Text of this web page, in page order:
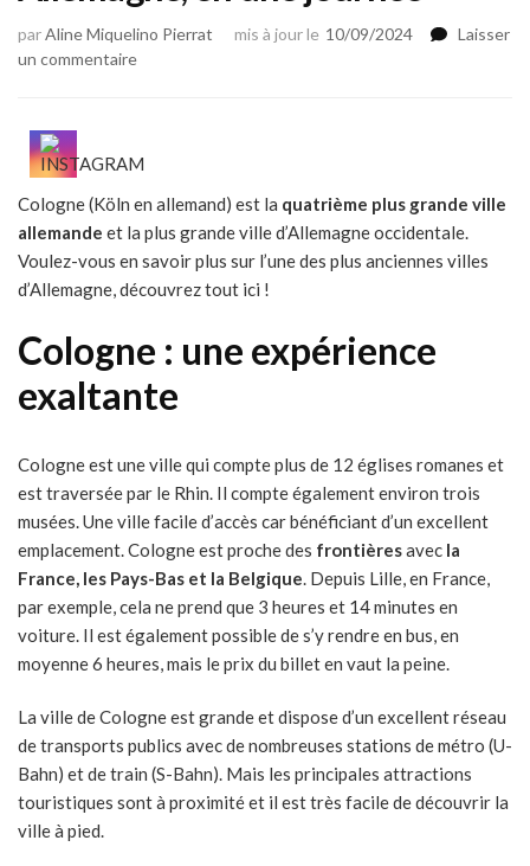
parAline Miquelino Pierrat mis à jour le 10/09/2024
Laisser
un commentairesur
Cologne,
Allemagne,
en
une
Cologne (Köln en allemand) est la quatrième plus grande ville
allemande et la plus grande ville d’Allemagne occidentale.
Voulez-vous en savoir plus sur l’une des plus anciennes villes
d’Allemagne, découvrez tout ici !
Cologne : une expérience
exaltante
Cologne est une ville qui compte plus de 12 églises romanes et
est traversée par le Rhin. Il compte également environ trois
musées. Une ville facile d’accès car bénéficiant d’un excellent
emplacement. Cologne est proche des frontièresavec la
France, les Pays-Bas et la Belgique. Depuis Lille, en France,
par exemple, cela ne prend que 3 heures et 14 minutes en
voiture. Il est également possible de s’y rendre en bus, en
moyenne 6 heures, mais le prix du billet en vaut la peine.
La ville de Cologne est grande et dispose d’un excellent réseau
de transports publics avec de nombreuses stations de métro (U-
Bahn) et de train (S-Bahn). Mais les principales attractions
touristiques sont à proximité et il est très facile de découvrir la
ville à pied.